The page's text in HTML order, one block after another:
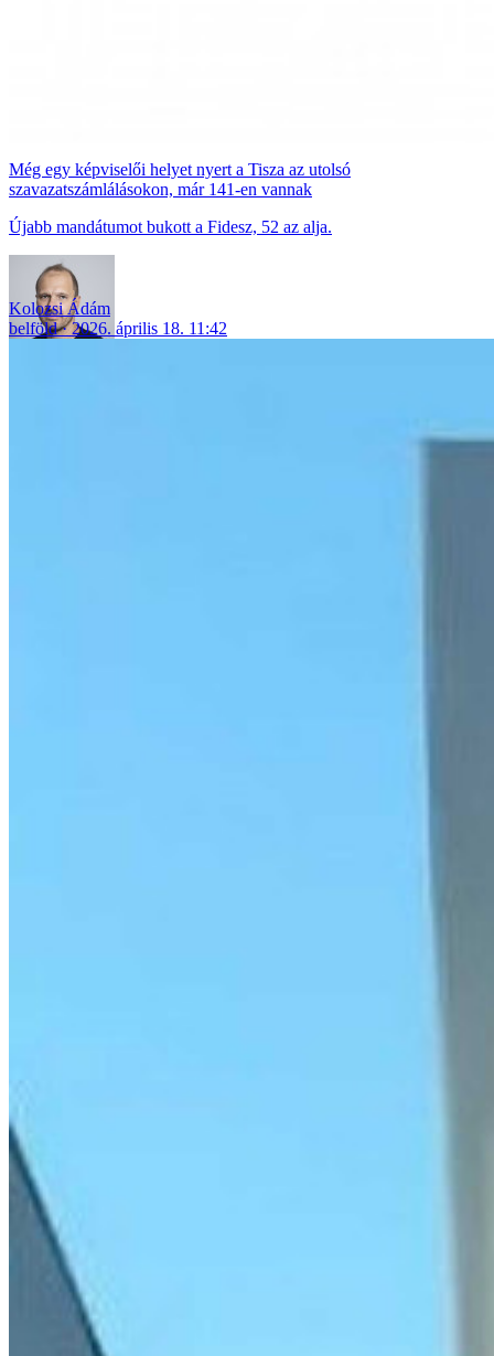
Még egy képviselői helyet nyert a Tisza az utolsó
szavazatszámlálásokon, már 141-en vannak
Újabb mandátumot bukott a Fidesz, 52 az alja.
Kolozsi Ádám
belföld
2026. április 18. 11:42